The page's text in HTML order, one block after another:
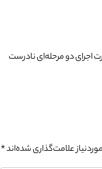
اجرای دو مرحله‌ای نادرست
علامت‌گذاری شده‌اند*